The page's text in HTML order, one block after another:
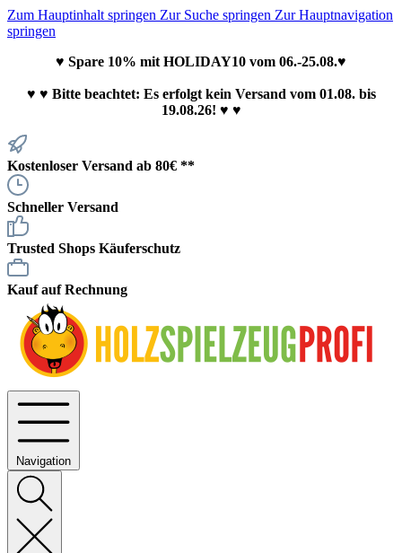
Zum Hauptinhalt springen Zur Suche springen Zur Hauptnavigation
springen
♥ Spare 10% mit HOLIDAY10 vom 06.-25.08.♥
♥ ♥ Bitte beachtet: Es erfolgt kein Versand vom 01.08. bis
19.08.26! ♥ ♥
Kostenloser Versand ab 80€ **
Schneller Versand
Trusted Shops Käuferschutz
Kauf auf Rechnung
Navigation